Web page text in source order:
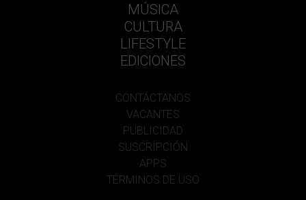
MÚSICA
CULTURA
LIFESTYLE
EDICIONES
CONTÁCTANOS
VACANTES
PUBLICIDAD
SUSCRIPCIÓN
APPS
TÉRMINOS DE USO